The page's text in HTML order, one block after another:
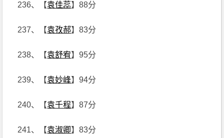
236、【袁佳蕊】88分
237、【袁孜郝】83分
238、【袁舒宥】95分
239、【袁妙峰】94分
240、【袁千程】87分
241、【袁淑卿】83分